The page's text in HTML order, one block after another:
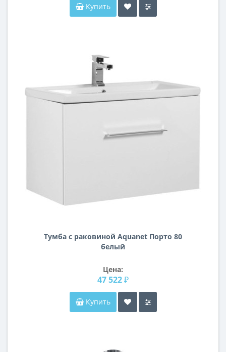
Купить
Тумба с раковиной Aquanet Порто 80
белый
Цена:
47 522 ₽
Купить